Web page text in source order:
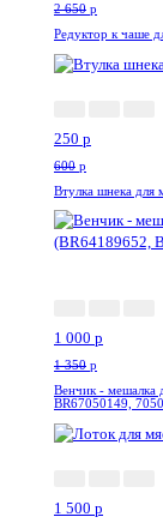
2 650 p
Редуктор к чаше
250 p
600 p
Втулка шнека для
1 000 p
1 350 p
Венчик - мешалка
BR67050149,
1 500 p